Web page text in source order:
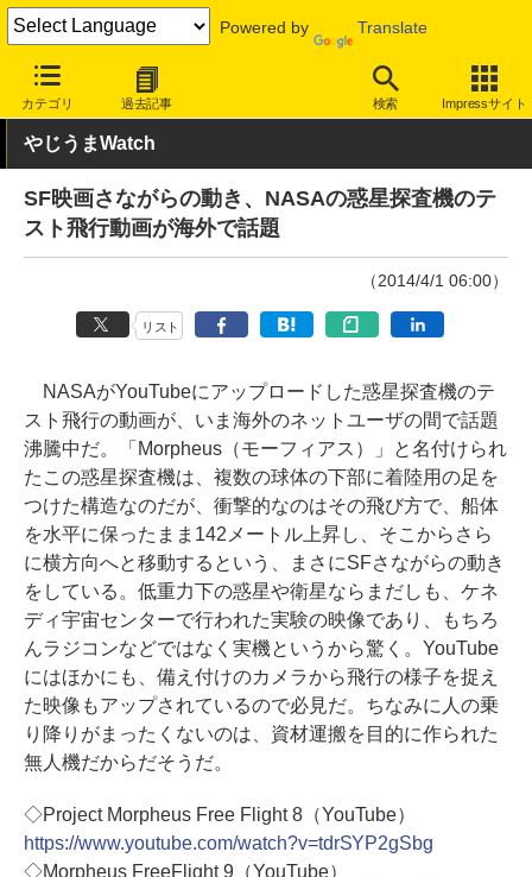
Powered by Translate
カテゴリ 過去記事 検索 Impressサイト
INTERNET Watch トピック
やじうまWatch
SF映画さながらの動き、NASAの惑星探査機のテ
スト飛行動画が海外で話題
（2014/4/1 06:00）
リスト
NASAがYouTubeにアップロードした惑星探査機のテ
スト飛行の動画が、いま海外のネットユーザの間で話題
沸騰中だ。「Morpheus（モーフィアス）」と名付けられ
たこの惑星探査機は、複数の球体の下部に着陸用の足を
つけた構造なのだが、衝撃的なのはその飛び方で、船体
を水平に保ったまま142メートル上昇し、そこからさら
に横方向へと移動するという、まさにSFさながらの動き
をしている。低重力下の惑星や衛星ならまだしも、ケネ
ディ宇宙センターで行われた実験の映像であり、もちろ
んラジコンなどではなく実機というから驚く。YouTube
にはほかにも、備え付けのカメラから飛行の様子を捉え
た映像もアップされているので必見だ。ちなみに人の乗
り降りがまったくないのは、資材運搬を目的に作られた
無人機だからだそうだ。
◇Project Morpheus Free Flight 8（YouTube）
https://www.youtube.com/watch?v=tdrSYP2gSbg
◇Morpheus FreeFlight 9（YouTube）